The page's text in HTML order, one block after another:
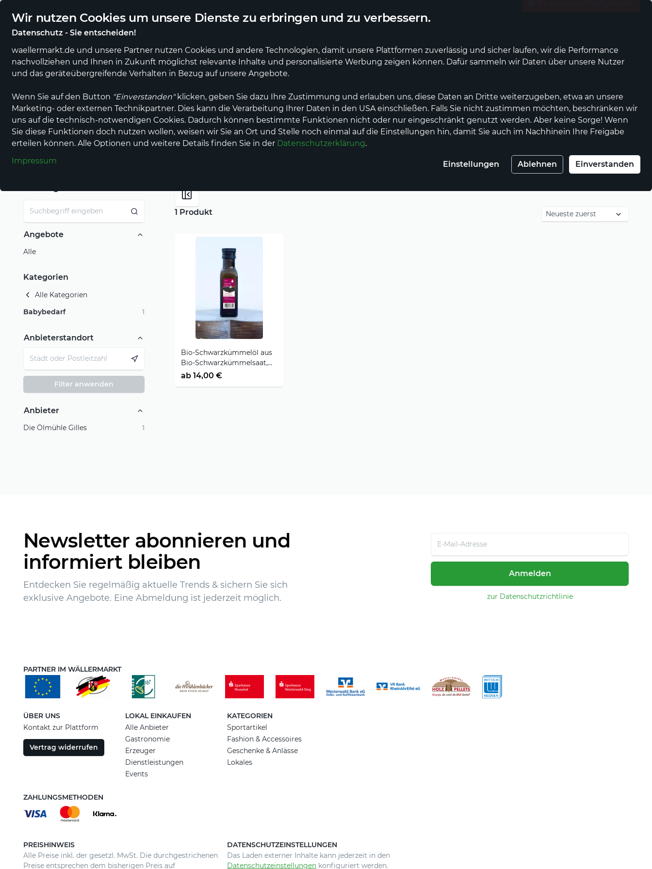
Wir nutzen Cookies um unsere Dienste zu erbringen und zu verbessern.
Datenschutz - Sie entscheiden!
waellermarkt.de und unsere Partner nutzen Cookies und andere Technologien, damit unsere Plattformen zuverlässig und sicher laufen, wir die Performance
nachvollziehen und Ihnen in Zukunft möglichst relevante Inhalte und personalisierte Werbung zeigen können. Dafür sammeln wir Daten über unsere Nutzer
und das geräteübergreifende Verhalten in Bezug auf unsere Angebote.
Wenn Sie auf den Button "Einverstanden"klicken, geben Sie dazu Ihre Zustimmung und erlauben uns, diese Daten an Dritte weiterzugeben, etwa an unsere
Marketing- oder externen Technikpartner. Dies kann die Verarbeitung Ihrer Daten in den USA einschließen. Falls Sie nicht zustimmen möchten, beschränken wir
uns auf die technisch-notwendigen Cookies. Dadurch können bestimmte Funktionen nicht oder nur eingeschränkt genutzt werden. Aber keine Sorge! Wenn
Sie diese Funktionen doch nutzen wollen, weisen wir Sie an Ort und Stelle noch einmal auf die Einstellungen hin, damit Sie auch im Nachhinein Ihre Freigabe
erteilen können. Alle Optionen und weitere Details finden Sie in der Datenschutzerklärung.
Impressum
Einstellungen Ablehnen Einverstanden
Alle Produkte Alle Anbieter Gastronomie Erzeuger Dienstleistungen Events
Einkaufen im wällermarkt Babybedarf
Babybedarf
Angebote
Alle
Kategorien
Alle Kategorien
Babybedarf
1
Anbieterstandort
Filter anwenden
Anbieter
Die Ölmühle Gilles 1
1 Produkt
Bio-Schwarzkümmelöl aus
Bio-Schwarzkümmelsaat,
welche in Ägypten gereift
ab 14,00 €
Newsletter abonnieren und
informiert bleiben
Entdecken Sie regelmäßig aktuelle Trends & sichern Sie sich
exklusive Angebote. Eine Abmeldung ist jederzeit möglich.
Anmelden
zur Datenschutzrichtlinie
PARTNER IM WÄLLERMARKT
ÜBER UNS
Kontakt zur Plattform
Vertrag widerrufen
LOKAL EINKAUFEN
Alle Anbieter
Gastronomie
Erzeuger
Dienstleistungen
Events
KATEGORIEN
Sportartikel
Fashion & Accessoires
Geschenke & Anlässe
Lokales
ZAHLUNGSMETHODEN
PREISHINWEIS
Alle Preise inkl. der gesetzl. MwSt. Die durchgestrichenen
Preise entsprechen dem bisherigen Preis auf
DATENSCHUTZEINSTELLUNGEN
Das Laden externer Inhalte kann jederzeit in den
Datenschutzeinstellungen konfiguriert werden.